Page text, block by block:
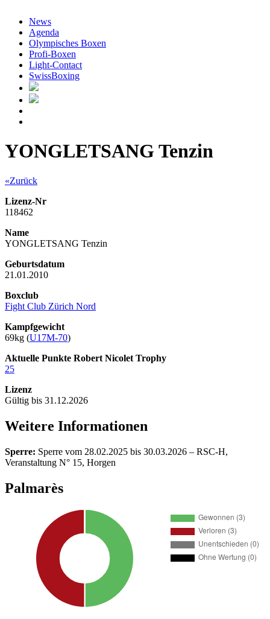
News
Agenda
Olympisches Boxen
Profi-Boxen
Light-Contact
SwissBoxing
YONGLETSANG Tenzin
«Zurück
Lizenz-Nr
118462
Name
YONGLETSANG Tenzin
Geburtsdatum
21.01.2010
Boxclub
Fight Club Zürich Nord
Kampfgewicht
69kg (U17M-70)
Aktuelle Punkte Robert Nicolet Trophy
25
Lizenz
Gültig bis 31.12.2026
Weitere Informationen
Sperre: Sperre vom 28.02.2025 bis 30.03.2026 – RSC-H,
Veranstaltung N° 15, Horgen
Palmarès